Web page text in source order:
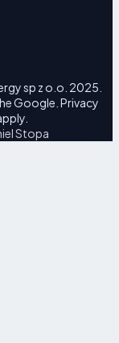
sp z o.o. 2025.
Google. Privacy
Stopa